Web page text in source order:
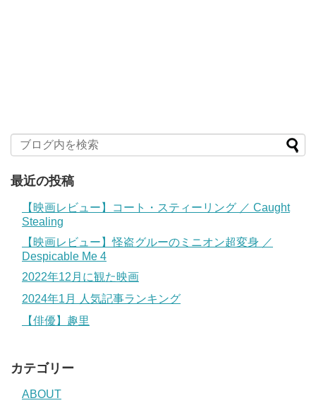
最近の投稿
【映画レビュー】コート・スティーリング ／ Caught
Stealing
【映画レビュー】怪盗グルーのミニオン超変身 ／
Despicable Me 4
2022年12月に観た映画
2024年1月 人気記事ランキング
【俳優】趣里
カテゴリー
ABOUT